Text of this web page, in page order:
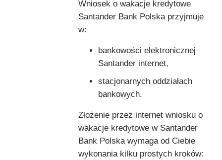
Wniosek o wakacje kredytowe
Santander Bank Polska przyjmuje
w:
bankowości elektronicznej
Santander internet,
stacjonarnych oddziałach
bankowych.
Złożenie przez internet wniosku o
wakacje kredytowe w Santander
Bank Polska wymaga od Ciebie
wykonania kilku prostych kroków: